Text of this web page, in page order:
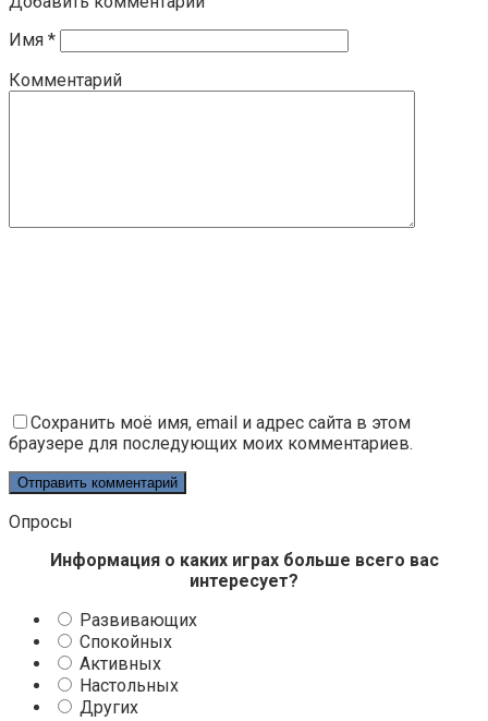
Имя *
Комментарий
Сохранить моё имя, email и адрес сайта в этом
браузере для последующих моих комментариев.
Опросы
Информация о каких играх больше всего вас
интересует?
Развивающих
Спокойных
Активных
Настольных
Других